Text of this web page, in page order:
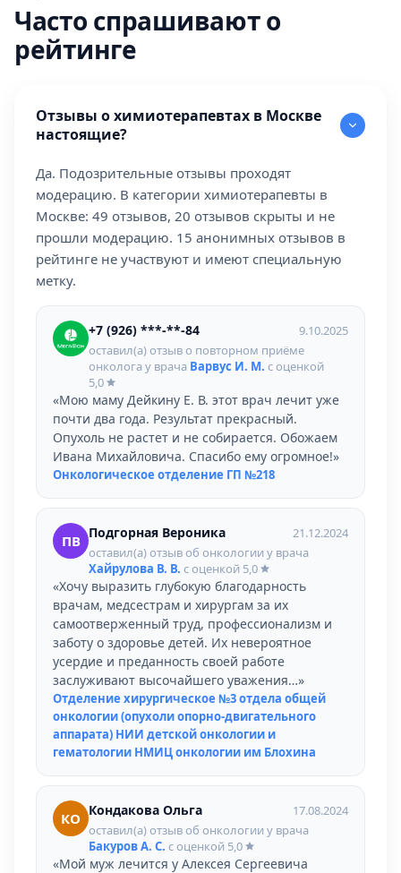
Часто спрашивают о
рейтинге
Отзывы о химиотерапевтах в Москве
настоящие?
Да. Подозрительные отзывы проходят
модерацию. В категории химиотерапевты в
Москве: 49 отзывов, 20 отзывов скрыты и не
прошли модерацию. 15 анонимных отзывов в
рейтинге не участвуют и имеют специальную
метку.
+7 (926) ***-**-84
9.10.2025
оставил(а) отзыв о повторном приёме
онколога у врача Варвус И. М. с оценкой
5,0
«Мою маму Дейкину Е. В. этот врач лечит уже
почти два года. Результат прекрасный.
Опухоль не растет и не собирается. Обожаем
Ивана Михайловича. Спасибо ему огромное!»
Онкологическое отделение ГП №218
ПВ Подгорная Вероника
21.12.2024
оставил(а) отзыв об онкологии у врача
Хайрулова В. В. с оценкой 5,0
«Хочу выразить глубокую благодарность
врачам, медсестрам и хирургам за их
самоотверженный труд, профессионализм и
заботу о здоровье детей. Их невероятное
усердие и преданность своей работе
заслуживают высочайшего уважения…»
Отделение хирургическое №3 отдела общей
онкологии (опухоли опорно-двигательного
аппарата) НИИ детской онкологии и
гематологии НМИЦ онкологии им Блохина
КО Кондакова Ольга
17.08.2024
оставил(а) отзыв об онкологии у врача
Бакуров А. С. с оценкой 5,0
«Мой муж лечится у Алексея Сергеевича